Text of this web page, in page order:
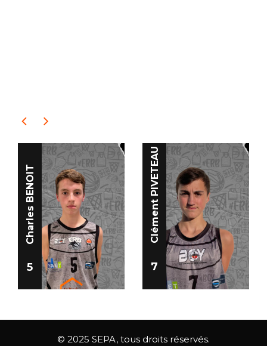
5
Charles BENOIT
7
Clément PIVETEAU
© 2025 SEPA, tous droits réservés.